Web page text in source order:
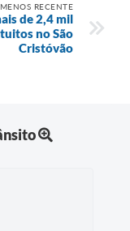
RECENTE
de 2,4 mil
no São
Cristóvão